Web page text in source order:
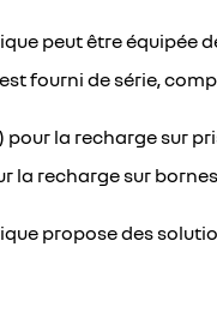
peut être équipée
fourni de série,
pour la recharge sur
la recharge sur
propose des